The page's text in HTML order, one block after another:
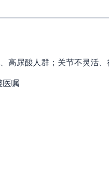
高尿酸人群；关节不灵活
医嘱